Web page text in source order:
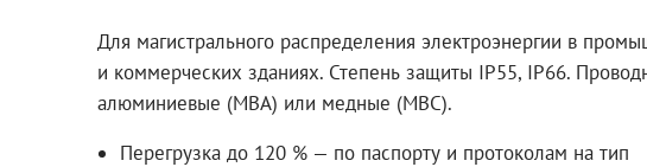
Для магистрального распределения электроэнергии в
и коммерческих зданиях. Степень защиты IP55, IP66.
алюминиевые (МВА) или медные (МВС).
Перегрузка до 120 % — по паспорту и протоколам на тип